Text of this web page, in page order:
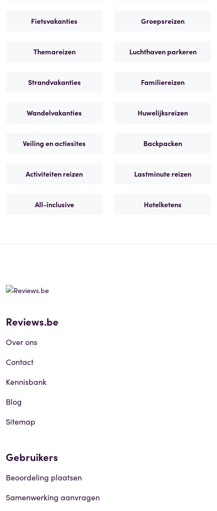
Fietsvakanties Groepsreizen
Themareizen Luchthaven parkeren
Strandvakanties Familiereizen
Wandelvakanties Huwelijksreizen
Veiling en actiesites Backpacken
Activiteiten reizen Lastminute reizen
All-inclusive Hotelketens
Reviews.be
Over ons
Contact
Kennisbank
Blog
Sitemap
Gebruikers
Beoordeling plaatsen
Samenwerking aanvragen